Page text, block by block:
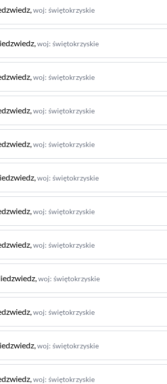
,woj: świętokrzyskie
,woj: świętokrzyskie
,woj: świętokrzyskie
,woj: świętokrzyskie
,woj: świętokrzyskie
,woj: świętokrzyskie
,woj: świętokrzyskie
,woj: świętokrzyskie
,woj: świętokrzyskie
,woj: świętokrzyskie
,woj: świętokrzyskie
,woj: świętokrzyskie